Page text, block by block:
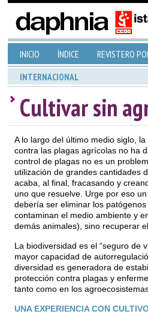
INICIO ÍNDICE REVISTERO
INTERNACIONAL
Cultivar sin
A lo largo del último medio siglo,
contra las plagas agrícolas no ha
control de plagas no es un
utilización de grandes cantidades
acaba, al final, fracasando y
uno que resuelve. Urge por eso
debería ser eliminar los
contaminan el medio ambiente y
demás animales), sino recuperar
La biodiversidad es el “seguro de
mayor capacidad de
diversidad es generadora de
protección contra plagas y
tanto como en los
UNA EXPERIENCIA CON